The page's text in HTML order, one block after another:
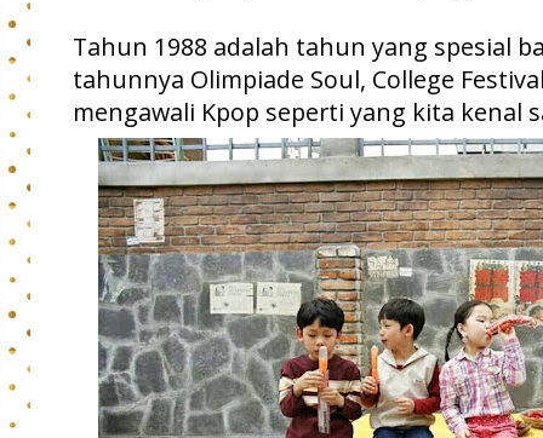
Tahun 1988 adalah tahun yang spesial
tahunnya Olimpiade Soul, College
mengawali Kpop seperti yang kita kenal